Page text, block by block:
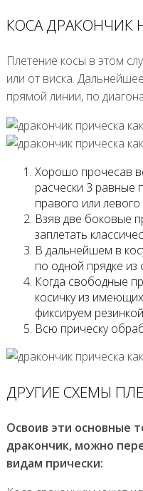
КОСА ДРАКОНЧИК
Плетение косы в этом
или от виска.
прямой линии, по
Хорошо прочесав
расчески 3 равные
правого или левого
Взяв две боковые
заплетать
В дальнейшем в
по одной прядке
Когда свободные
косичку из
фиксируем
Всю прическу
ДРУГИЕ СХЕМЫ
Освоив эти основные
дракончик, можно
видам прически: